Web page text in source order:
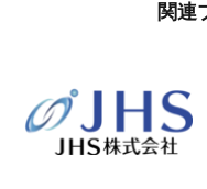
関連